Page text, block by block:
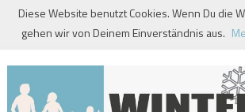
SkipDiese Website benutzt Cookies. Wenn Du die
gehen wir von Deinem Einverständnis aus.